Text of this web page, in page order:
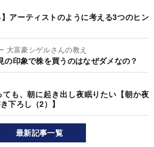
】アーティストのように考える3つのヒン
大富豪シゲルさんの教え
の印象で株を買うのはなぜダメなの？
ても、朝に起き出し夜眠りたい【朝か夜
下ろし（2）】
最新記事一覧